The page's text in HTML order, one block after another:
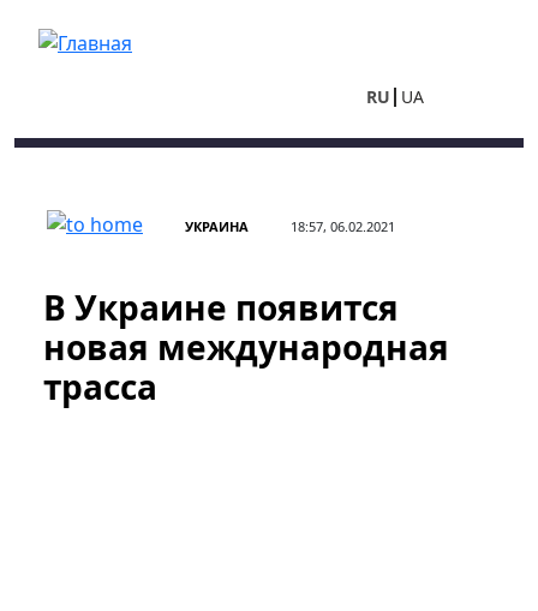
RU UA
УКРАИНА 18:57, 06.02.2021
В Украине появится
новая международная
трасса